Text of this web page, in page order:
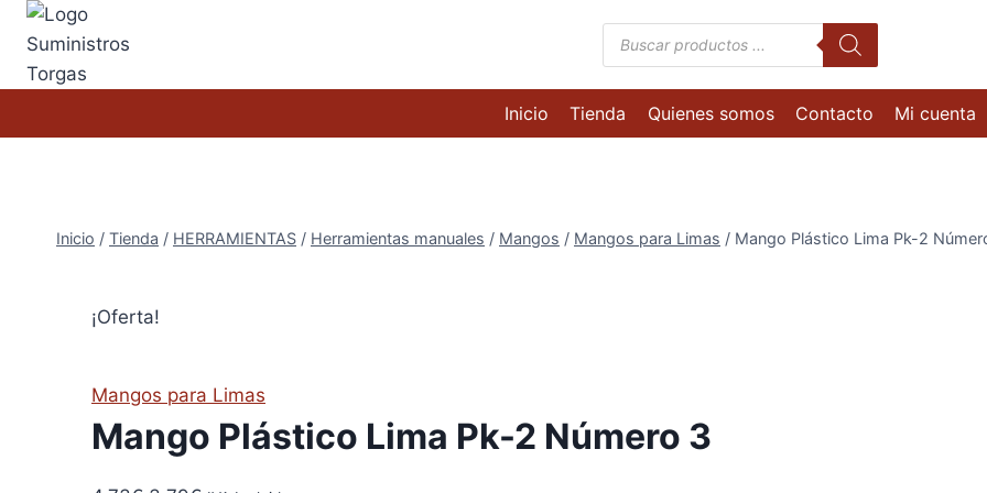
Saltar
contenido
Búsqueda
de
productos
Inicio Tienda Quienes somos Contacto Mi cuenta
Inicio / Tienda / HERRAMIENTAS / Herramientas manuales / Mangos / Mangos para Limas / Mango Plástico Lima Pk-2
¡Oferta!
Mangos para Limas
Mango Plástico Lima Pk-2 Número 3